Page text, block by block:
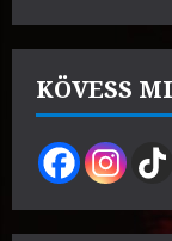
was:
KÖVESS